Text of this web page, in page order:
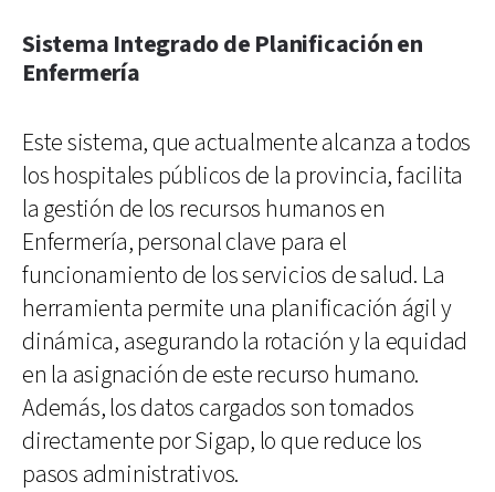
Sistema Integrado de Planificación en
Enfermería
Este sistema, que actualmente alcanza a todos
los hospitales públicos de la provincia, facilita
la gestión de los recursos humanos en
Enfermería, personal clave para el
funcionamiento de los servicios de salud. La
herramienta permite una planificación ágil y
dinámica, asegurando la rotación y la equidad
en la asignación de este recurso humano.
Además, los datos cargados son tomados
directamente por Sigap, lo que reduce los
pasos administrativos.